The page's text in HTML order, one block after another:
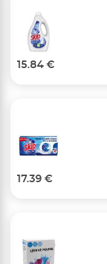
15.84 €
17.39 €